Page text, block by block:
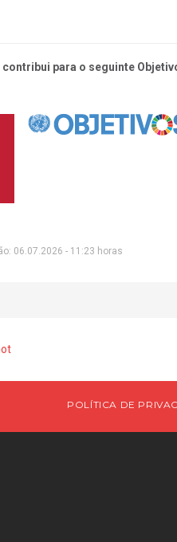
para o seguinte
06.07.2026 - 11:23 horas
POLÍTICA DE